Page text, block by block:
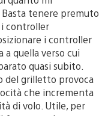
tenere premuto
controller
i controller
a quella verso cui
quasi subito.
del grilletto provoca
che incrementa
di volo. Utile, per